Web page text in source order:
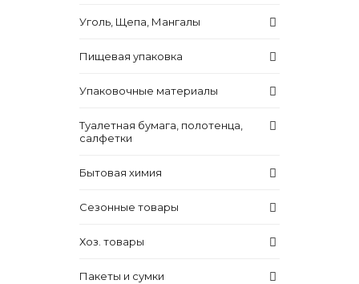
Уголь, Щепа, Мангалы
Пищевая упаковка
Упаковочные материалы
Туалетная бумага, полотенца,
салфетки
Бытовая химия
Сезонные товары
Хоз. товары
Пакеты и сумки